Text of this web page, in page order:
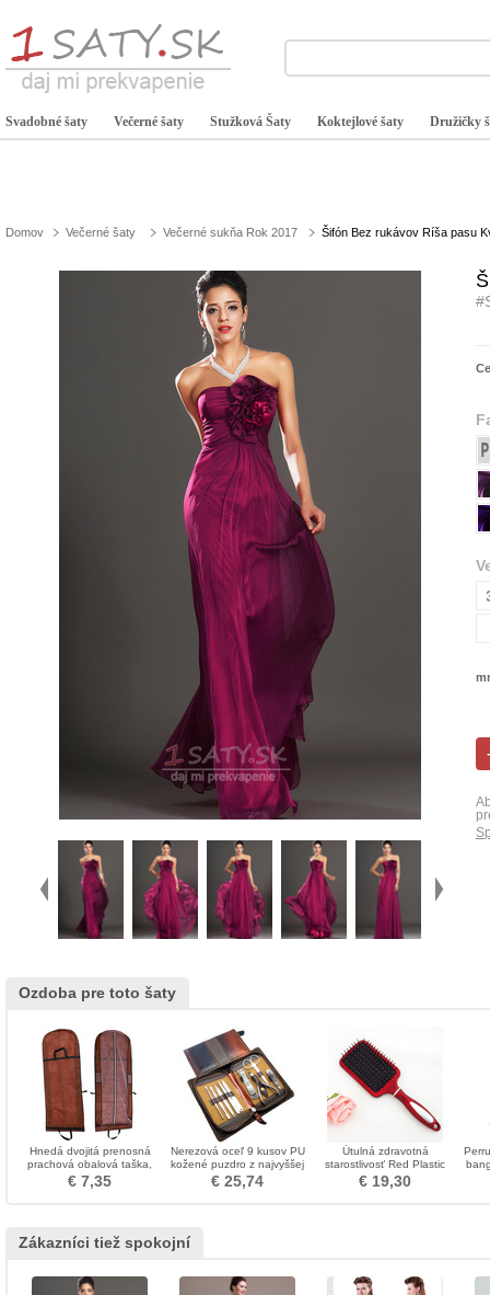
Svadobné šaty Večerné šaty Stužková Šaty Koktejlové šaty Družičky
Domov Večerné šaty Večerné sukňa Rok 2017 Šifón Bez rukávov Ríša pasu
Ozdoba pre toto šaty
Hnedá dvojitá prenosná
prachová obalová taška,
ktorá sa skladá z veľkého
svadobného prachového
€ 7,35
Nerezová oceľ 9 kusov PU
kožené puzdro z najvyššej
kvality
€ 25,74
Útulná zdravotná
starostlivosť Red Plastic
Prenosná masážna ozdoba
€ 19,30
Zákazníci tiež spokojní